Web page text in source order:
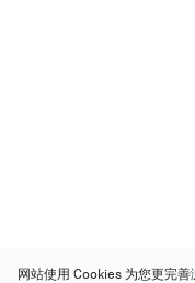
网站使用 Cookies 为您更完